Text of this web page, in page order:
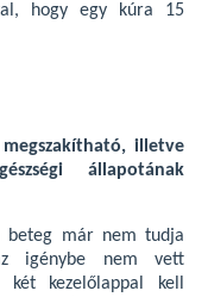
hogy egy kúra 15
illetve
állapotának
beteg már nem tudja
igénybe nem vett
kezelőlappal kell